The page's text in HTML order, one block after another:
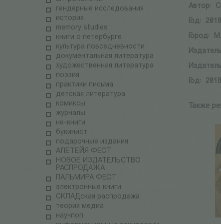
гендерные исследования
история
memory studies
книги о петербурге
культура повседневности
документальная литература
художественная литература
поэзия
практики письма
детская литература
комиксы
журналы
не-книги
букинист
подарочные издания
АЛЕТЕЙЯ ФЕСТ
НОВОЕ ИЗДАТЕЛЬСТВО
РАСПРОДАЖА
ПАЛЬМИРА ФЕСТ
электронные книги
СКЛАДская распродажа
теория медиа
научпоп
Автор:
Год:
2018
Город:
М.
Год:
2018
Также